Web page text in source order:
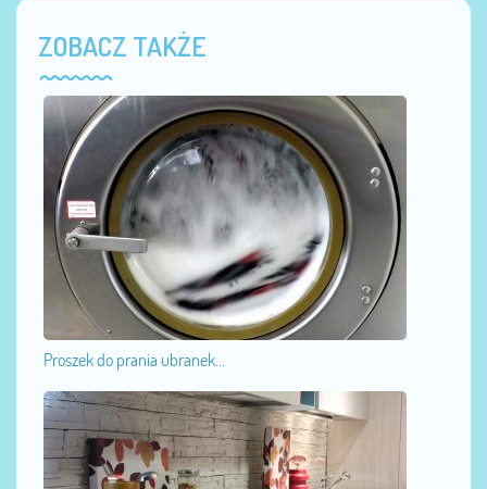
ZOBACZ TAKŻE
Proszek do prania ubranek...